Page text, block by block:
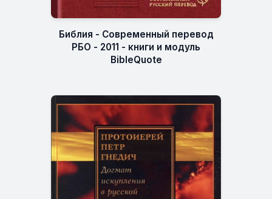
Библия - Современный перевод
РБО - 2011 - книги и модуль
BibleQuote